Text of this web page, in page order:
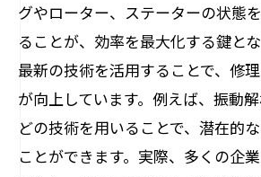
グやローター、ステーターの状態
ることが、効率を最大化する鍵とな
最新の技術を活用することで、修
が向上しています。例えば、振動
どの技術を用いることで、潜在的
ことができます。実際、多くの企